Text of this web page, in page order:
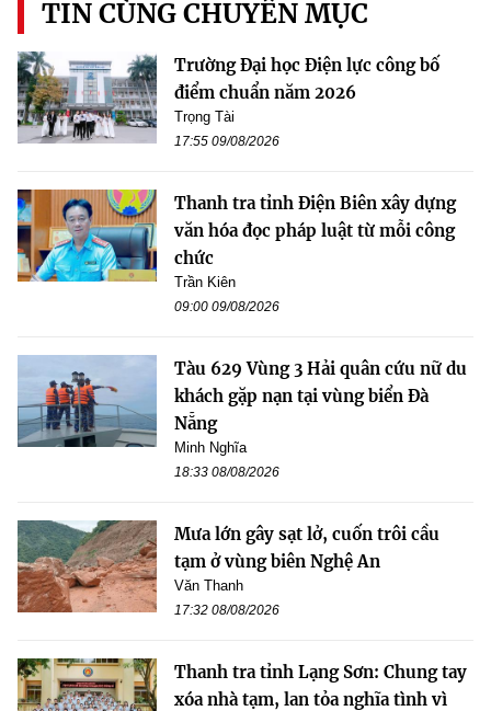
TIN CÙNG CHUYÊN MỤC
Trường Đại học Điện lực công bố
điểm chuẩn năm 2026
Trọng Tài
17:55 09/08/2026
Thanh tra tỉnh Điện Biên xây dựng
văn hóa đọc pháp luật từ mỗi công
chức
Trần Kiên
09:00 09/08/2026
Tàu 629 Vùng 3 Hải quân cứu nữ du
khách gặp nạn tại vùng biển Đà
Nẵng
Minh Nghĩa
18:33 08/08/2026
Mưa lớn gây sạt lở, cuốn trôi cầu
tạm ở vùng biên Nghệ An
Văn Thanh
17:32 08/08/2026
Thanh tra tỉnh Lạng Sơn: Chung tay
xóa nhà tạm, lan tỏa nghĩa tình vì